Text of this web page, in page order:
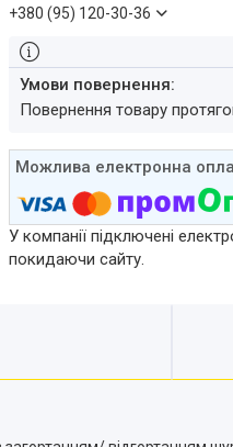
+380 (95) 120-30-36
повернення товару
У компанії підключені
покидаючи сайту.